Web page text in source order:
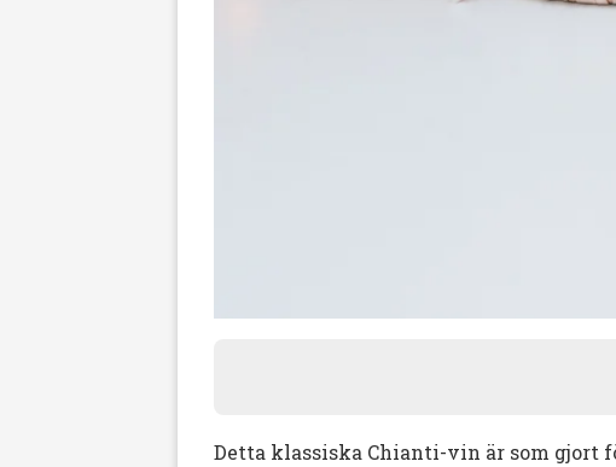
Detta klassiska Chianti-vin är som gjort